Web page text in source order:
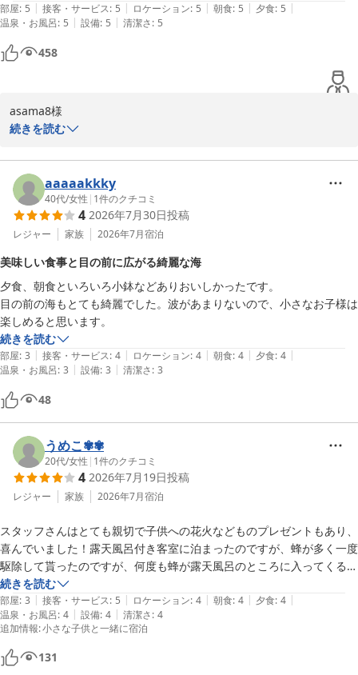
一方で、大切な親御様とのご旅行において、お部屋のお手洗いへの
ご移動にご不便をおかけしてしまい、大変心苦しく存じます。お客
様皆様に快適にお過ごしいただけるよう、今後の設備改善の貴重な
課題として真摯に受け止めてまいります。
また、お食事の天ぷらのご提供タイミングに関する貴重なご意見も
ありがとうございます。お客様に一番美味しい状態でお召し上がり
いただけるよう、配膳のタイミングなども含め、今後のサービス向
至らない点もあったかと存じますが、お寄せいただいたお声を大切
に、より心地よい宿を目指して精進してまいります。
saikyouji6603様のまたのお越しを、スタッフ一同心よりお待ち申
し上げております。
奥城崎シーサイドホテル
おもてなし実行委員会 岩井幸代
誕生の宿 奥城崎シーサイドホテル
2026-06-22
スタッフの方々も皆さん優しく丁寧に対応して下さり､とても良い思い
出になりました。
本当にありがとうございました!!^^
部屋: 5 | 接客・サービス: 5 | ロケーション: 5 | 朝食: 5 | 夕食: 5 |
温泉・お風呂: 5 | 設備: 5 | 清潔さ: 5
458
asama8様
をお寄せいただき誠にありがとうございます。
目の前の海にお子様が大喜びしてくださったとのこと、竹野海岸の
すぐ側ならではのロケーションを思いっきり満喫していただけて、
嬉しい限りです。
旬の味覚たっぷりのお料理やスタッフの対応につきましても、たく
さんのお褒めの言葉をいただき光栄です。「お腹いっぱい幸せいっ
ぱいになった」という最高のお言葉に、スタッフ一同大感激してお
ります。
素敵な動画やお写真までご投稿いただき、本当にありがとうござい
ます！
ご家族の素敵な思い出作りのお手伝いができたこと、心から嬉しく
思います。
ぜひまた、皆様で楽しい時間を過ごしに遊びにいらしてください
ね。
次回、さらに大きくなったお子様やご家族の皆様にお会いできる日
を、心より楽しみにしております。
奥城崎シーサイドホテル
おもてなし実行委員会 岩井幸代
誕生の宿 奥城崎シーサイドホテル
2026-06-09
続きを読む
aaaaakkky
40代/女性 | 1件のクチコミ
4 2026年7月30日投稿
レジャー 家族 2026年7月宿泊
美味しい食事と目の前に広がる綺麗な海
夕食、朝食といろいろ小鉢などありおいしかったです。
目の前の海もとても綺麗でした。波があまりないので、小さなお子様は
続きを読む
部屋: 3 | 接客・サービス: 4 | ロケーション: 4 | 朝食: 4 | 夕食: 4 |
温泉・お風呂: 3 | 設備: 3 | 清潔さ: 3
48
うめこ✾✾
20代/女性 | 1件のクチコミ
4 2026年7月19日投稿
レジャー 家族 2026年7月宿泊
スタッフさんはとても親切で子供への花火などものプレゼントもあり、
喜んでいました！露天風呂付き客室に泊まったのですが、蜂が多く一度
駆除して貰ったのですが、何度も蜂が露天風呂のところに入ってくるの
で、少ししか入れなかったのが、残念です。しかし貸切風呂が予約でき
たので良かったです。リファのシャンプーやドライヤーが使えました❣
お料理の潮風ぷりんがとても美味しかったです！！
喫茶の塩キャラメルのアイスラテも潮風ぷりんにかけるソースを使って
いるらしく、美味しかったです♪またいきたいと思います！！
続きを読む
部屋: 3 | 接客・サービス: 5 | ロケーション: 4 | 朝食: 4 | 夕食: 4 |
温泉・お風呂: 4 | 設備: 4 | 清潔さ: 4
追加情報:小さな子供と一緒に宿泊
131